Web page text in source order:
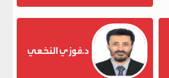
د.فوزي النخعي